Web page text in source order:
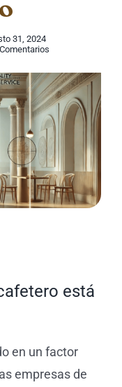
31, 2024
de
tu
negocio
cafetero
está
en
servicio
está
en un factor
empresas de